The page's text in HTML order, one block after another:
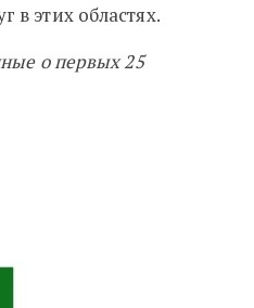
в этих областях.
о первых 25